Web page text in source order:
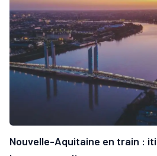
Nouvelle-Aquitaine en train :